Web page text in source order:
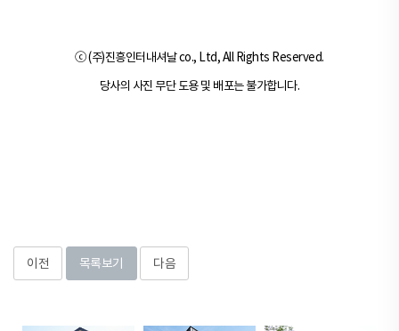
ⓒ (주)진흥인터내셔날 co., Ltd, All Rights Reserved.
당사의 사진 무단 도용 및 배포는 불가합니다.
이전 목록보기 다음